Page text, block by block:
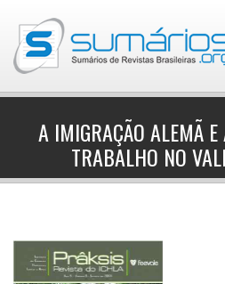
A IMIGRAÇÃO ALEMÃ E
TRABALHO NO